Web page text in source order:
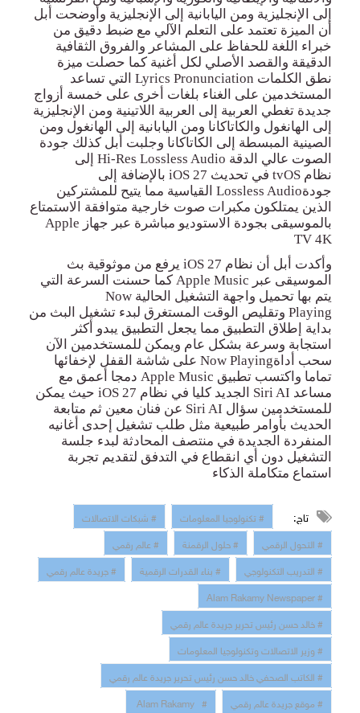
إلى الإنجليزية ومن اليابانية إلى الإنجليزية وأوضحت أبل
أن الميزة تعتمد على التعلم الآلي مع ضبط دقيق من
خبراء اللغة للحفاظ على المشاعر والفروق الثقافية
الدقيقة والقصد الأصلي لكل أغنية كما حصلت ميزة
نطق الكلمات
التي تساعد
المستخدمين على الغناء بلغات أخرى على خمسة أزواج
جديدة تغطي العربية إلى العربية اللاتينية ومن الإنجليزية
إلى الهانغول والكاتاكانا ومن اليابانية إلى الهانغول ومن
الصينية المبسطة إلى الكاتاكانا وجلبت أبل كذلك جودة
الصوت عالي الدقة
إلى
نظام
في تحديث
بالإضافة إلى
جودةLossless Audio القياسية مما يتيح للمشتركين
الذين يمتلكون مكبرات صوت خارجية متوافقة الاستمتاع
بالموسيقى بجودة الاستوديو مباشرة عبر جهاز Apple
TV 4K
وأكدت أبل أن نظام
يرفع من موثوقية بث
الموسيقى عبر
كما حسنت السرعة التي
يتم بها تحميل واجهة التشغيل الحالية Now
Playing وتقليص الوقت المستغرق لبدء تشغيل البث من
بداية إطلاق التطبيق مما يجعل التطبيق يبدو أكثر
استجابة وسرعة بشكل عام ويمكن للمستخدمين الآن
سحب أداةNow Playing على شاشة القفل لإخفائها
تماما واكتسب تطبيق
دمجا أعمق مع
مساعد
الجديد كليا في نظام
حيث يمكن
للمستخدمين سؤال
عن فنان معين ثم متابعة
الحديث بأوامر طبيعية مثل طلب تشغيل إحدى أغانيه
المنفردة الجديدة في منتصف المحادثة لبدء جلسة
التشغيل دون أي انقطاع في التدفق لتقديم تجربة
استماع متكاملة الذكاء
تاج: # تكنولوجيا المعلومات
# شبكات الاتصالات
# التحول الرقمي
# حلول الرقمنة
# عالم رقمي
# التدريب التكنولوجي
# بناء القدرات الرقمية
# جريدة عالم رقمي
# Alam Rakamy Newspaper
# خالد حسن رئيس تحرير جريدة عالم رقمي
# وزير الاتصالات وتكنولوجيا المعلومات
# الكاتب الصحفي خالد حسن رئيس تحرير جريدة عالم رقمي
# موقع جريدة عالم رقمي
# Alam Rakamy